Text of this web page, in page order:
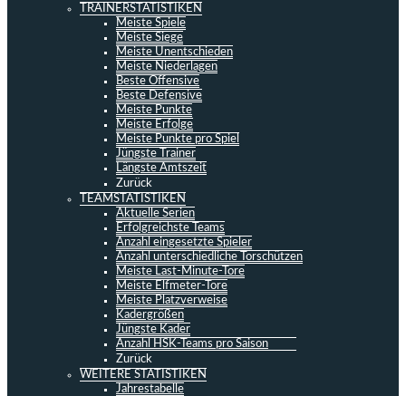
TRAINERSTATISTIKEN
Meiste Spiele
Meiste Siege
Meiste Unentschieden
Meiste Niederlagen
Beste Offensive
Beste Defensive
Meiste Punkte
Meiste Erfolge
Meiste Punkte pro Spiel
Jüngste Trainer
Längste Amtszeit
Zurück
TEAMSTATISTIKEN
Aktuelle Serien
Erfolgreichste Teams
Anzahl eingesetzte Spieler
Anzahl unterschiedliche Torschützen
Meiste Last-Minute-Tore
Meiste Elfmeter-Tore
Meiste Platzverweise
Kadergrößen
Jüngste Kader
Anzahl HSK-Teams pro Saison
Zurück
WEITERE STATISTIKEN
Jahrestabelle